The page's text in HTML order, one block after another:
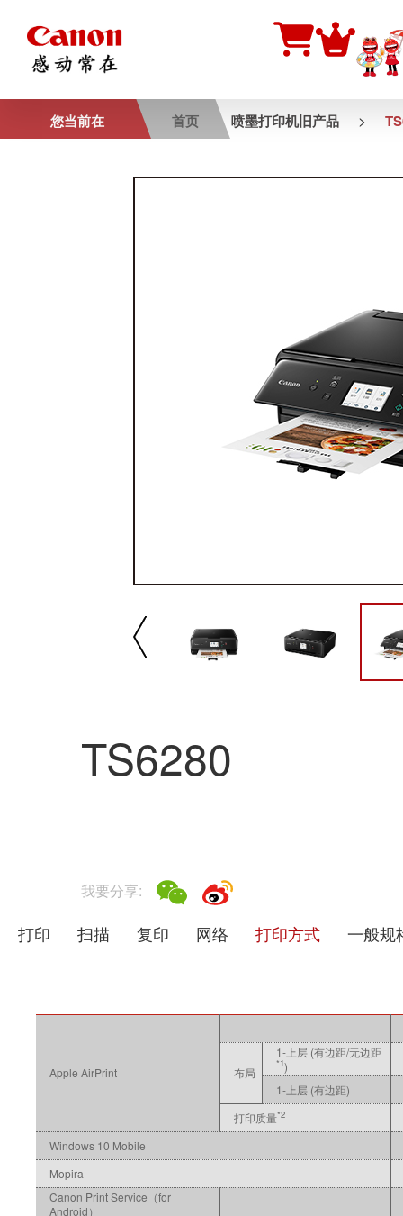
您当前在 首页 喷墨打印机旧产品 >
TS6280
我要分享:
打印 扫描 复印 网络 打印方式 一般规
Apple AirPrint 布局
1-上层 (有边距/无边距
*1)
1-上层 (有边距)
打印质量*2
Windows 10 Mobile
Mopira
Canon Print Service（for
Android）